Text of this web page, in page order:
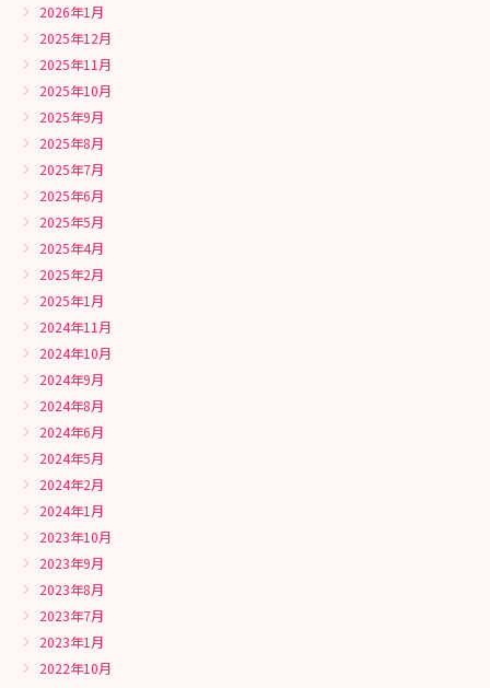
2026年1月
2025年12月
2025年11月
2025年10月
2025年9月
2025年8月
2025年7月
2025年6月
2025年5月
2025年4月
2025年2月
2025年1月
2024年11月
2024年10月
2024年9月
2024年8月
2024年6月
2024年5月
2024年2月
2024年1月
2023年10月
2023年9月
2023年8月
2023年7月
2023年1月
2022年10月